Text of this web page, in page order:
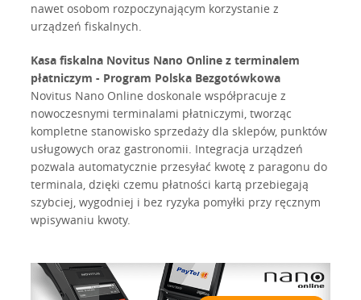
nawet osobom rozpoczynającym korzystanie z
urządzeń fiskalnych.
Kasa fiskalna Novitus Nano Online z terminalem
płatniczym - Program Polska Bezgotówkowa
Novitus Nano Online doskonale współpracuje z
nowoczesnymi terminalami płatniczymi, tworząc
kompletne stanowisko sprzedaży dla sklepów, punktów
usługowych oraz gastronomii. Integracja urządzeń
pozwala automatycznie przesyłać kwotę z paragonu do
terminala, dzięki czemu płatności kartą przebiegają
szybciej, wygodniej i bez ryzyka pomyłki przy ręcznym
wpisywaniu kwoty.